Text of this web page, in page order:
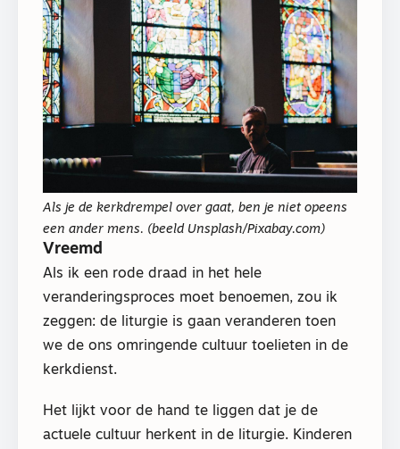
Als je de kerkdrempel over gaat, ben je niet opeens
een ander mens. (beeld Unsplash/Pixabay.com)
Vreemd
Als ik een rode draad in het hele
veranderingsproces moet benoemen, zou ik
zeggen: de liturgie is gaan veranderen toen
we de ons omringende cultuur toelieten in de
kerkdienst.
Het lijkt voor de hand te liggen dat je de
actuele cultuur herkent in de liturgie. Kinderen